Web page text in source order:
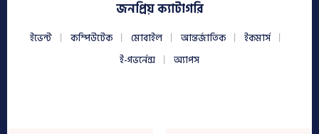
জনপ্রিয় ক্যাটাগরি
ইভেন্ট কম্পিউটেক মোবাইল আন্তর্জাতিক
ইকমার্স
ই-গভর্নেন্স
অ্যাপস